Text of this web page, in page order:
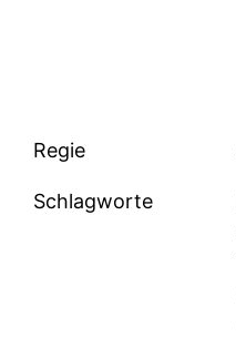
Regie
Schlagworte